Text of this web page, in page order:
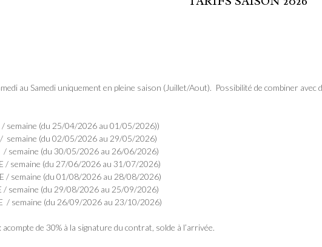
au Samedi uniquement en pleine saison (Juillet/Aout). Possibilité de combiner
(du 25/04/2026 au 01/05/2026))
(du 02/05/2026 au 29/05/2026)
(du 30/05/2026 au 26/06/2026)
(du 27/06/2026 au 31/07/2026)
(du 01/08/2026 au 28/08/2026)
semaine (du 29/08/2026 au 25/09/2026)
(du 26/09/2026 au 23/10/2026)
de 30% à la signature du contrat, solde à l’arrivée.